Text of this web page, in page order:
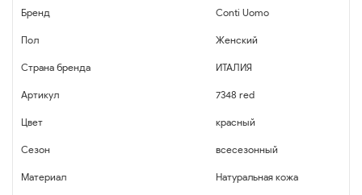
Бренд Conti Uomo
Пол Женский
Страна бренда ИТАЛИЯ
Артикул 7348 red
Цвет красный
Сезон всесезонный
Материал Натуральная кожа